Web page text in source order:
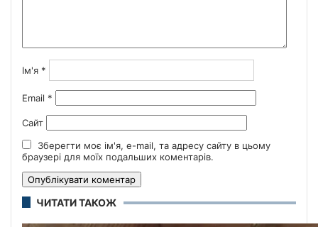
Ім'я *
Email *
Сайт
Зберегти моє ім'я, e-mail, та адресу сайту в цьому
браузері для моїх подальших коментарів.
ЧИТАТИ ТАКОЖ